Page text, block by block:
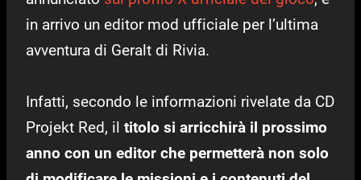
in arrivo un editor mod ufficiale per l’ultima
avventura di Geralt di Rivia.
Infatti, secondo le informazioni rivelate da CD
Projekt Red, il titolo si arricchirà il prossimo
anno con un editor che permetterà non solo